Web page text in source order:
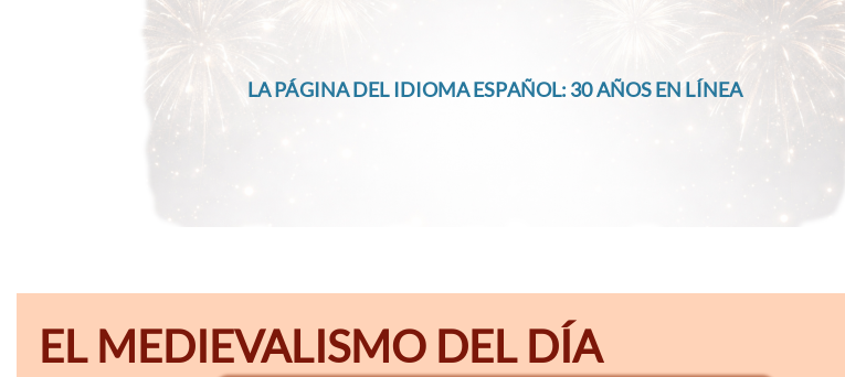
LA PÁGINA DEL IDIOMA ESPAÑOL: 30 AÑOS EN LÍNEA
EL MEDIEVALISMO DEL DÍA